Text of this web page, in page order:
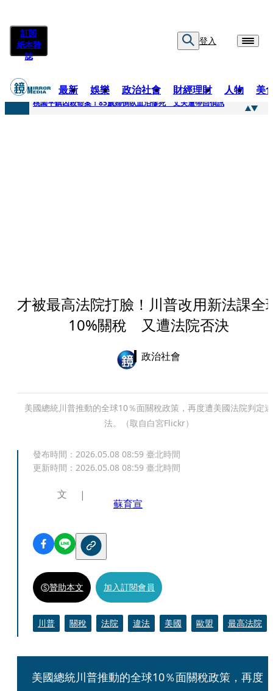
訂閱
紙本雜
誌
登入
最新 娛樂 政治社會 財經理財 人物 美
快訊
桃園平鎮凶殺命案！85歲婦倒臥血泊慘死 丈夫遭帶回偵訊
才被最高法院打臉！川普改用新法課全
10%關稅 又遭法院否決
政治社會
美國總統川普推動的全球10％面關稅政策，再度遭美國法院判定違
法。（取自白宮Flickr）
發布時間： 2026.05.08 08:59 臺北時間
更新時間： 2026.05.08 08:59 臺北時間
文
蘇育宣
贊助本文 加入訂閱會員
川普 關稅 法院 違法 美國 歐盟 最高法院
美國總統川普推動的全球10％面關稅政策，再度